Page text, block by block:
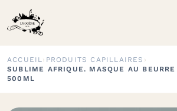
ACCUEIL› PRODUITS CAPILLAIRES ›
SUBLIME AFRIQUE. MASQUE AU
500ML